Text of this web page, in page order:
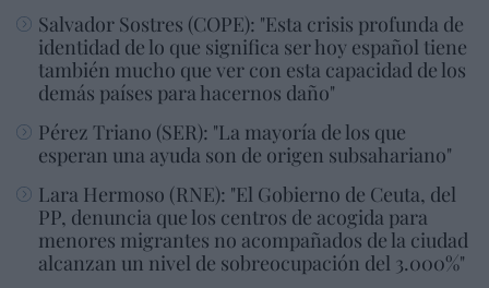
Salvador Sostres (COPE): "Esta crisis profunda de
identidad de lo que significa ser hoy español tiene
también mucho que ver con esta capacidad de los
demás países para hacernos daño"
Pérez Triano (SER): "La mayoría de los que
esperan una ayuda son de origen subsahariano"
Lara Hermoso (RNE): "El Gobierno de Ceuta, del
PP, denuncia que los centros de acogida para
menores migrantes no acompañados de la ciudad
alcanzan un nivel de sobreocupación del 3.000%"